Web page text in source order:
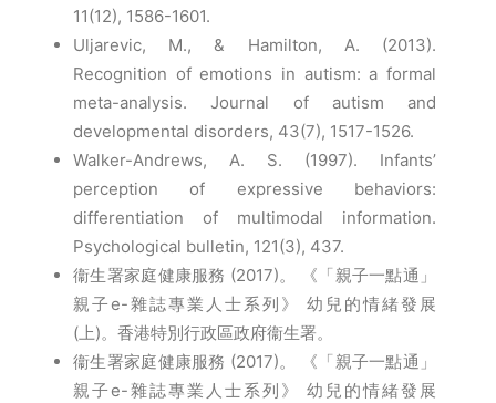
11(12), 1586-1601.
Uljarevic, M., & Hamilton, A. (2013).
Recognition of emotions in autism: a formal
meta-analysis. Journal of autism and
developmental disorders, 43(7), 1517-1526.
Walker-Andrews, A. S. (1997). Infants’
perception of expressive behaviors:
differentiation of multimodal information.
Psychological bulletin, 121(3), 437.
衞生署家庭健康服務 (2017)。 《「親子一點通」
親子e-雜誌專業人士系列》 幼兒的情緒發展
(上)。香港特別行政區政府衞生署。
衞生署家庭健康服務 (2017)。 《「親子一點通」
親子e-雜誌專業人士系列》 幼兒的情緒發展